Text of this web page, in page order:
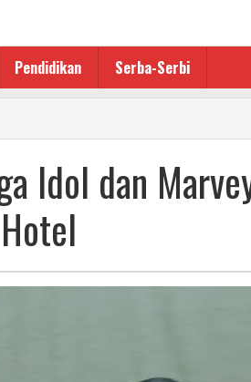
Pendidikan Serba-Serbi
Idol dan